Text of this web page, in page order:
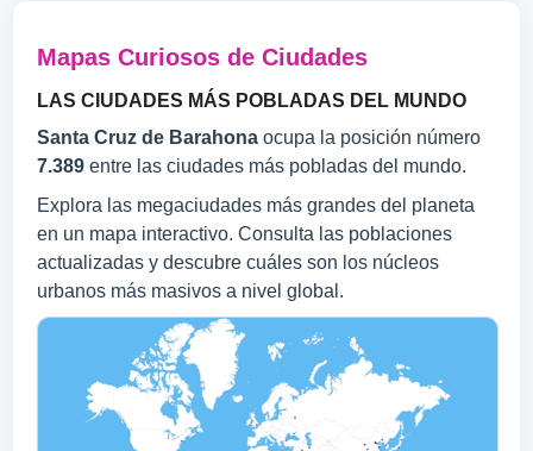
Mapas Curiosos de Ciudades
LAS CIUDADES MÁS POBLADAS DEL MUNDO
Santa Cruz de Barahona ocupa la posición número
7.389 entre las ciudades más pobladas del mundo.
Explora las megaciudades más grandes del planeta
en un mapa interactivo. Consulta las poblaciones
actualizadas y descubre cuáles son los núcleos
urbanos más masivos a nivel global.